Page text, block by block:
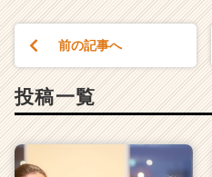
前の記事へ
投稿一覧